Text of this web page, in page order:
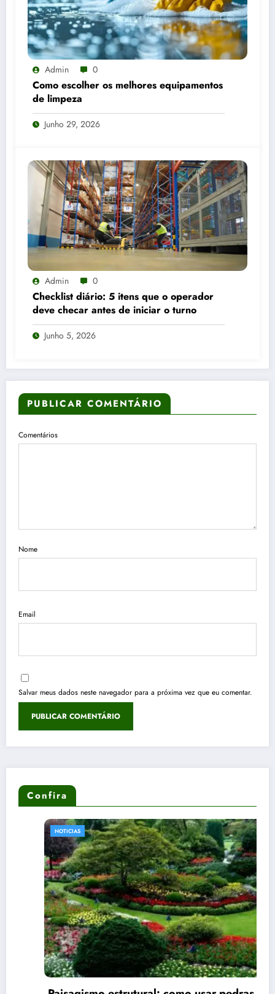
Admin 0
Como escolher os melhores equipamentos
de limpeza
Junho 29, 2026
Admin 0
Checklist diário: 5 itens que o operador
deve checar antes de iniciar o turno
Junho 5, 2026
PUBLICAR COMENTÁRIO
Comentários
Nome
Email
Salvar meus dados neste navegador para a próxima vez que eu comentar.
Confira
NOTICIAS